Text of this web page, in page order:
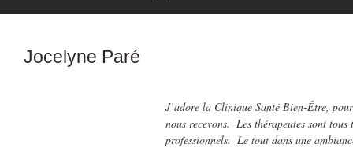
Jocelyne Paré
J’adore la Clinique Santé Bien-Être,
nous recevons. Les thérapeutes sont tous
professionnels. Le tout dans une